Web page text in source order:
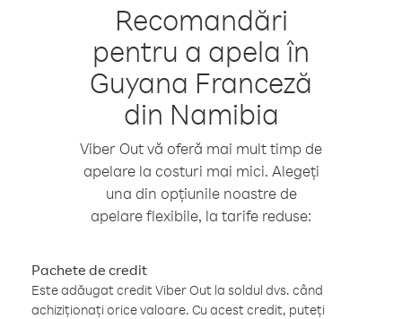
Recomandări
pentru a apela în
Guyana Franceză
din Namibia
Viber Out vă oferă mai mult timp de
apelare la costuri mai mici. Alegeți
una din opțiunile noastre de
apelare flexibile, la tarife reduse:
Pachete de credit
Este adăugat credit Viber Out la soldul dvs. când
achiziționați orice valoare. Cu acest credit, puteți